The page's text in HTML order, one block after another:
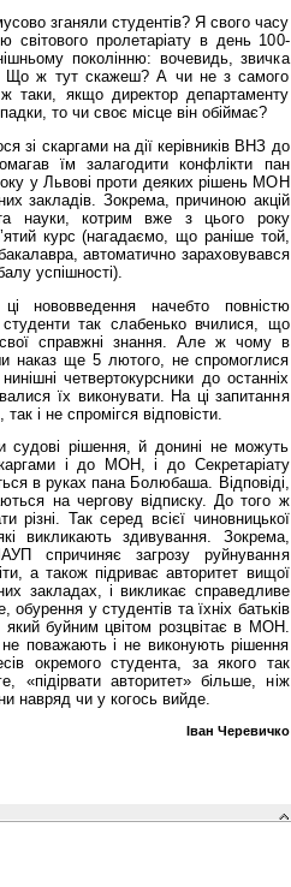
зганяли студентів? Я свого часу
світового пролетаріату в день 100-
поколінню: вочевидь, звичка
Що ж тут скажеш? А чи не з самого
таки, якщо директор департаменту
то чи своє місце він обіймає?
зі скаргами на дії керівників ВНЗ до
їм залагодити конфлікти пан
у Львові проти деяких рішень МОН
закладів. Зокрема, причиною акцій
та науки, котрим вже з цього року
курс (нагадаємо, що раніше той,
автоматично зараховувався
успішності).
нововведення начебто повністю
студенти так слабенько вчилися, що
справжні знання. Але ж чому в
наказ ще 5 лютого, не спромоглися
четвертокурсники до останніх
їх виконувати. На ці запитання
і не спромігся відповісти.
рішення, й донині не можуть
і до МОН, і до Секретаріату
в руках пана Болюбаша. Відповіді,
на чергову відписку. До того ж
Так серед всієї чиновницької
викликають здивування. Зокрема,
спричиняє загрозу руйнування
а також підриває авторитет вищої
закладах, і викликає справедливе
обурення у студентів та їхніх батьків
який буйним цвітом розцвітає в МОН.
поважають і не виконують рішення
окремого студента, за якого так
«підірвати авторитет» більше, ніж
навряд чи у когось вийде.
Іван Черевичко